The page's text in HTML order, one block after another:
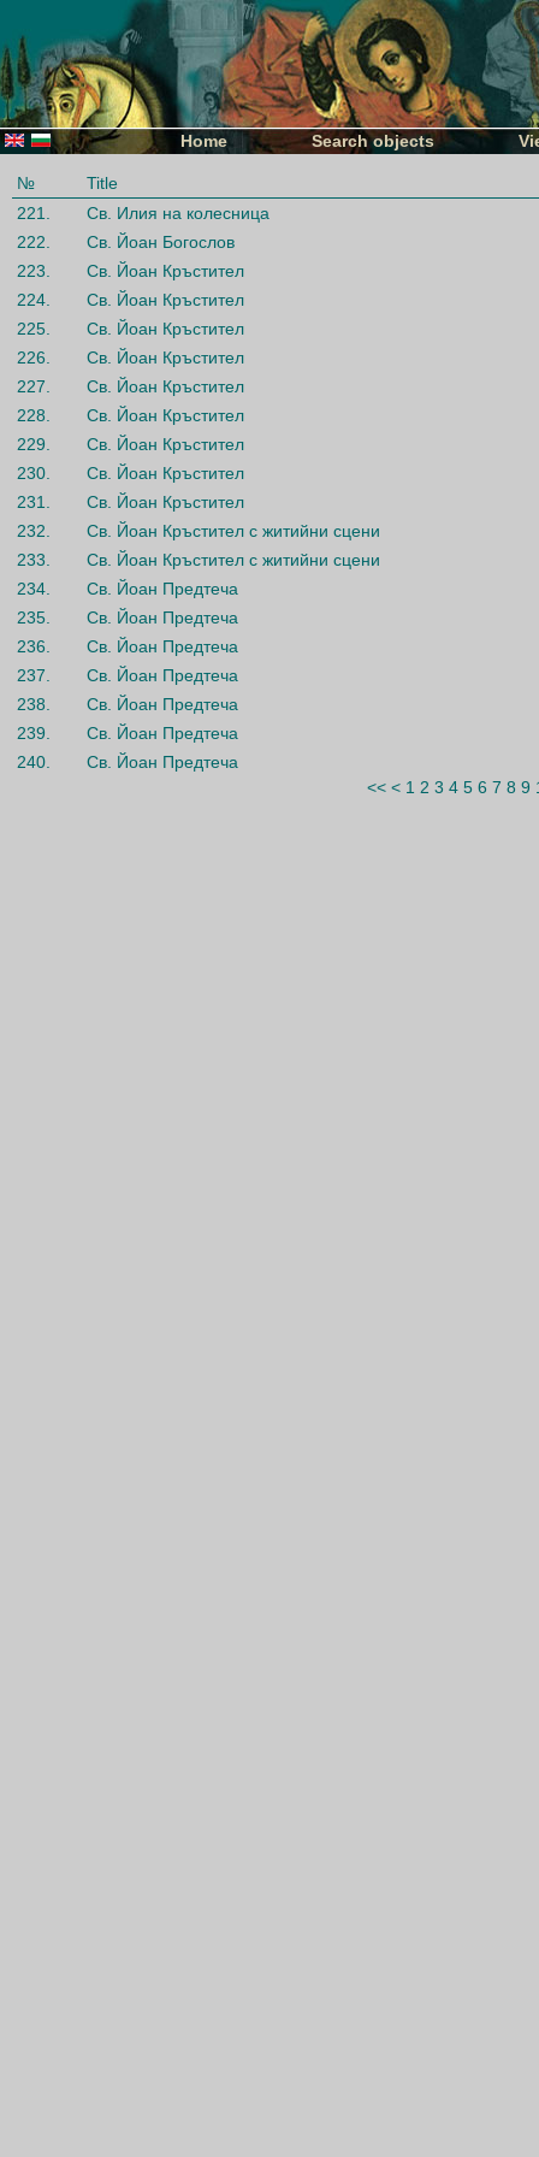
Home Search objects
№
Title
221.
Св. Илия на колесница
222.
Св. Йоан Богослов
223.
Св. Йоан Кръстител
224.
Св. Йоан Кръстител
225.
Св. Йоан Кръстител
226.
Св. Йоан Кръстител
227.
Св. Йоан Кръстител
228.
Св. Йоан Кръстител
229.
Св. Йоан Кръстител
230.
Св. Йоан Кръстител
231.
Св. Йоан Кръстител
232.
Св. Йоан Кръстител с житийни сцени
233.
Св. Йоан Кръстител с житийни сцени
234.
Св. Йоан Предтеча
235.
Св. Йоан Предтеча
236.
Св. Йоан Предтеча
237.
Св. Йоан Предтеча
238.
Св. Йоан Предтеча
239.
Св. Йоан Предтеча
240.
Св. Йоан Предтеча
<< < 1 2 3 4 5 6 7 8 9